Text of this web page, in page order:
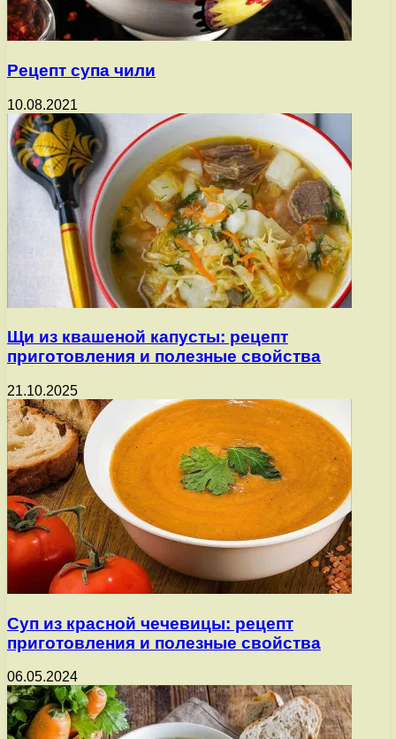
Рецепт супа чили
10.08.2021
Щи из квашеной капусты: рецепт
приготовления и полезные свойства
21.10.2025
Суп из красной чечевицы: рецепт
приготовления и полезные свойства
06.05.2024